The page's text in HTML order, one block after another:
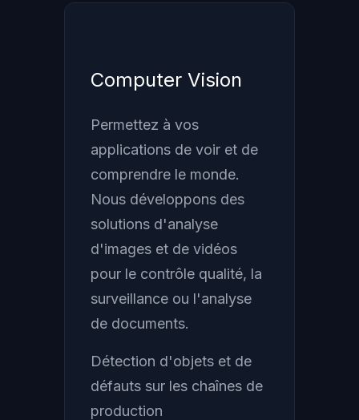
Computer Vision
Permettez à vos
applications de voir et de
comprendre le monde.
Nous développons des
solutions d'analyse
d'images et de vidéos
pour le contrôle qualité, la
surveillance ou l'analyse
de documents.
Détection d'objets et de
défauts sur les chaînes de
production